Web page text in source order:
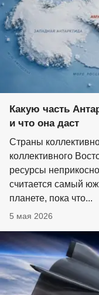
Какую часть
и что она даст
Страны
коллективного
ресурсы
считается самый
планете, пока что...
5 мая 2026